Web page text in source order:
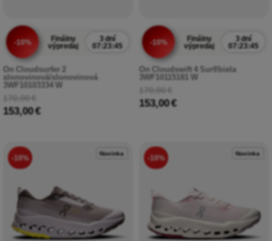
-10%
Finálny
výpredaj
3 dní
07:23:43
On Cloudsurfer 2
slonovinová/slonovinová
3WF10103334 W
170,00 €
153,00 €
-10%
Finálny
výpredaj
3 dní
07:23:43
On Cloudswift 4 Surf/biela
3WF10115181 W
170,00 €
153,00 €
-10%
Novinka
-10%
Novinka